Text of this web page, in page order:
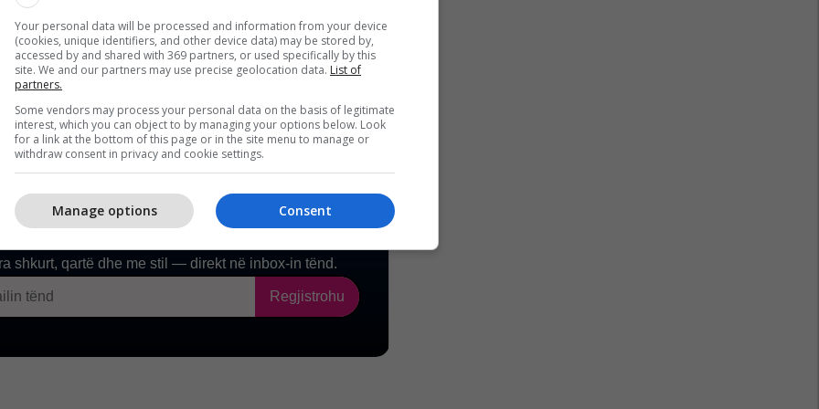
Your personal data will be processed and information from your device
(cookies, unique identifiers, and other device data) may be stored by,
accessed by and shared with 369 partners, or used specifically by this
site. We and our partners may use precise geolocation data. List of
partners.
Some vendors may process your personal data on the basis of legitimate
interest, which you can object to by managing your options below. Look
for a link at the bottom of this page or in the site menu to manage or
withdraw consent in privacy and cookie settings.
Consent
Manage options